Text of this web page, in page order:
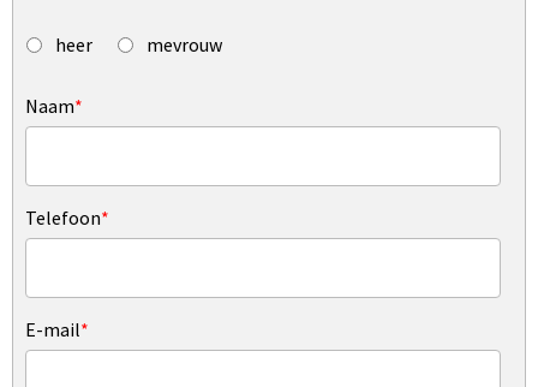
heer mevrouw
Naam*
Telefoon*
E-mail*